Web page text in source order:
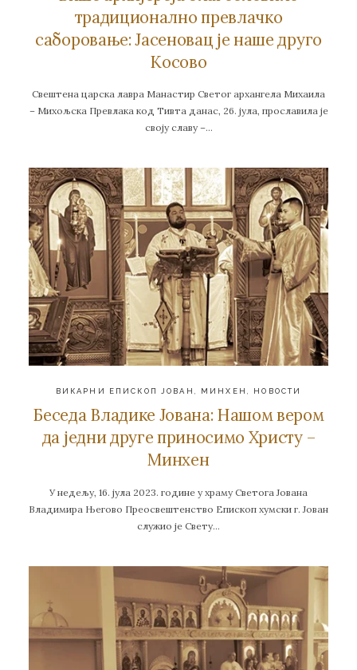
традиционално превлачко
саборовање: Јасеновац је наше друго
Косово
Свештена царска лавра Манастир Светог архангела Михаила
– Михољска Превлака код Тивта данас, 26. јула, прославила је
своју славу –…
ВИКАРНИ ЕПИСКОП ЈОВАН МИНХЕН НОВОСТИ
Беседа Владике Јована: Нашом вером
да једни друге приносимо Христу –
Минхен
У недељу, 16. јула 2023. године у храму Светога Јована
Владимира Његово Преосвештенство Епископ хумски г. Јован
служио је Свету…